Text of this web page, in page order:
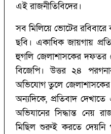
এই রাজনীতিবিদের।
সব মিলিয়ে ভোটের
ছবি। একাধিক জায়গায়
হুগলি জেলাশাসকের দফতর
বিজেপি। উত্তর ২৪
অভিযোগ তুলে
অন্যদিকে, প্রতিবাদ
অভিযানের সিদ্ধান্ত নেয়
মিছিল শুরুই করতে দেয়নি